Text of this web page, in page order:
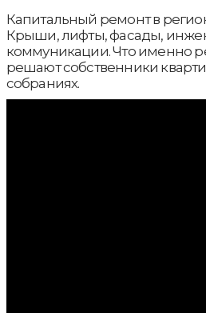
Капитальный ремонт в
Крыши, лифты, фасады,
коммуникации. Что именно
решают собственники
собраниях.